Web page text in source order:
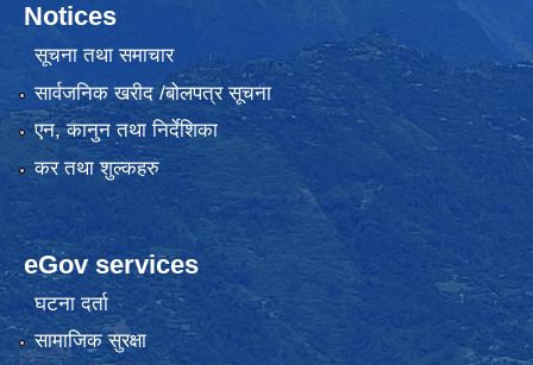
Notices
सूचना तथा समाचार
सार्वजनिक खरीद /बोलपत्र सूचना
एन, कानुन तथा निर्देशिका
कर तथा शुल्कहरु
eGov services
घटना दर्ता
सामाजिक सुरक्षा